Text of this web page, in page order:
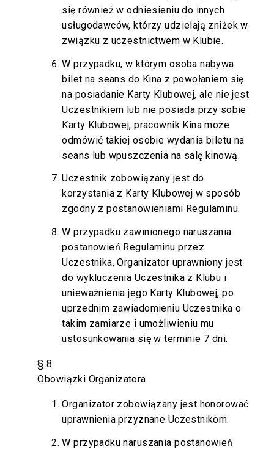
się również w odniesieniu do innych
usługodawców, którzy udzielają zniżek w
związku z uczestnictwem w Klubie.
W przypadku, w którym osoba nabywa
bilet na seans do Kina z powołaniem się
na posiadanie Karty Klubowej, ale nie jest
Uczestnikiem lub nie posiada przy sobie
Karty Klubowej, pracownik Kina może
odmówić takiej osobie wydania biletu na
seans lub wpuszczenia na salę kinową.
Uczestnik zobowiązany jest do
korzystania z Karty Klubowej w sposób
zgodny z postanowieniami Regulaminu.
W przypadku zawinionego naruszania
postanowień Regulaminu przez
Uczestnika, Organizator uprawniony jest
do wykluczenia Uczestnika z Klubu i
unieważnienia jego Karty Klubowej, po
uprzednim zawiadomieniu Uczestnika o
takim zamiarze i umożliwieniu mu
ustosunkowania się w terminie 7 dni.
§ 8
Obowiązki Organizatora
Organizator zobowiązany jest honorować
uprawnienia przyznane Uczestnikom.
W przypadku naruszania postanowień